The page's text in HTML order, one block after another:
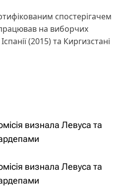
спостерігачем
на виборчих
(2015) та Киргизстані
визнала Левуса та
визнала Левуса та